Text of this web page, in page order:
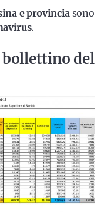
e provincia sono
.
del